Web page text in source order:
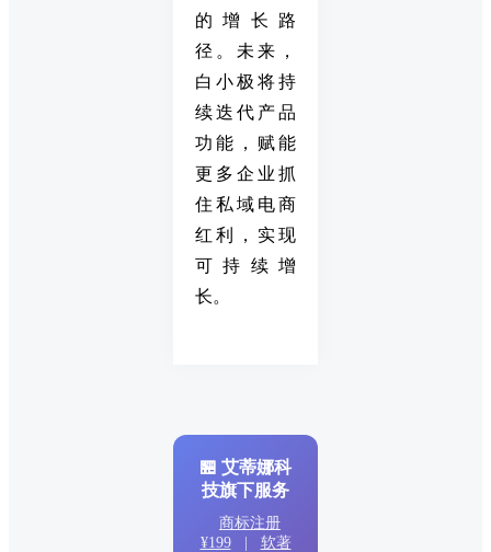
的增长路
径。未来，
白小极将持
续迭代产品
功能，赋能
更多企业抓
住私域电商
红利，实现
可持续增
长。
🏪 艾蒂娜科
技旗下服务
商标注册
¥199
软著